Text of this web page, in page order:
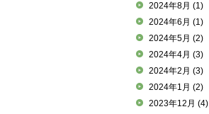
2024年8月 (1)
2024年6月 (1)
2024年5月 (2)
2024年4月 (3)
2024年2月 (3)
2024年1月 (2)
2023年12月 (4)